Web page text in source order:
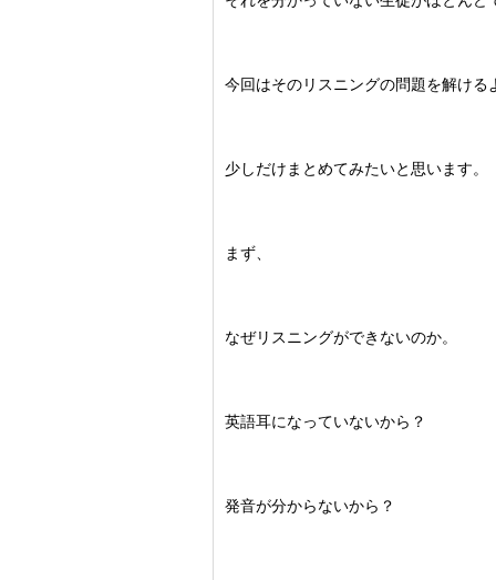
今回はそのリスニングの問題を解ける
少しだけまとめてみたいと思います。
まず、
なぜリスニングができないのか。
英語耳になっていないから？
発音が分からないから？